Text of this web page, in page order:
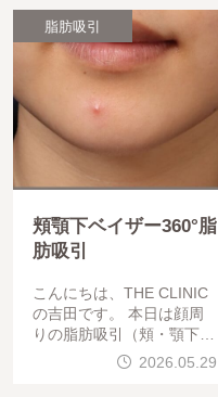
脂肪吸引
頬顎下ベイザー360°脂
肪吸引
こんにちは、THE CLINIC
の吉田です。 本日は顔周
りの脂肪吸引（頬・顎下）
を行われた30代の患者様の
2026.05.29